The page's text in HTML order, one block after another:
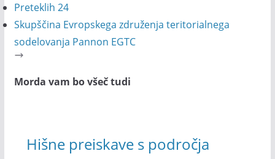
Preteklih 24
Skupščina Evropskega združenja teritorialnega
sodelovanja Pannon EGTC
Morda vam bo všeč tudi
Hišne preiskave s področja